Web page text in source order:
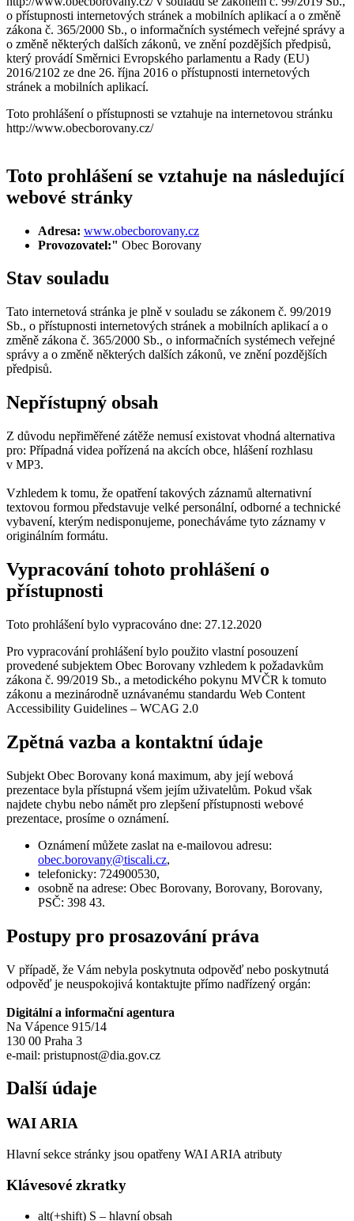
o přístupnosti internetových stránek a mobilních aplikací a o změně
zákona č. 365/2000 Sb., o informačních systémech veřejné správy a
o změně některých dalších zákonů, ve znění pozdějších předpisů,
který provádí Směrnici Evropského parlamentu a Rady (EU)
2016/2102 ze dne 26. října 2016 o přístupnosti internetových
stránek a mobilních aplikací.
Toto prohlášení o přístupnosti se vztahuje na internetovou stránku
http://www.obecborovany.cz/
Toto prohlášení se vztahuje na následující
webové stránky
Adresa: www.obecborovany.cz
Provozovatel:" Obec Borovany
Stav souladu
Tato internetová stránka je plně v souladu se zákonem č. 99/2019
Sb., o přístupnosti internetových stránek a mobilních aplikací a o
změně zákona č. 365/2000 Sb., o informačních systémech veřejné
správy a o změně některých dalších zákonů, ve znění pozdějších
předpisů.
Nepřístupný obsah
Z důvodu nepřiměřené zátěže nemusí existovat vhodná alternativa
pro: Případná videa pořízená na akcích obce, hlášení rozhlasu
v MP3.
Vzhledem k tomu, že opatření takových záznamů alternativní
textovou formou představuje velké personální, odborné a technické
vybavení, kterým nedisponujeme, ponecháváme tyto záznamy v
originálním formátu.
Vypracování tohoto prohlášení o
přístupnosti
Toto prohlášení bylo vypracováno dne: 27.12.2020
Pro vypracování prohlášení bylo použito vlastní posouzení
provedené subjektem Obec Borovany vzhledem k požadavkům
zákona č. 99/2019 Sb., a metodického pokynu MVČR k tomuto
zákonu a mezinárodně uznávanému standardu Web Content
Accessibility Guidelines – WCAG 2.0
Zpětná vazba a kontaktní údaje
Subjekt Obec Borovany koná maximum, aby její webová
prezentace byla přístupná všem jejím uživatelům. Pokud však
najdete chybu nebo námět pro zlepšení přístupnosti webové
prezentace, prosíme o oznámení.
Oznámení můžete zaslat na e-mailovou adresu:
obec.borovany@tiscali.cz,
telefonicky: 724900530,
osobně na adrese: Obec Borovany, Borovany, Borovany,
PSČ: 398 43.
Postupy pro prosazování práva
V případě, že Vám nebyla poskytnuta odpověď nebo poskytnutá
odpověď je neuspokojivá kontaktujte přímo nadřízený orgán:
Digitální a informační agentura
Na Vápence 915/14
130 00 Praha 3
e-mail: pristupnost@dia.gov.cz
Další údaje
WAI ARIA
Hlavní sekce stránky jsou opatřeny WAI ARIA atributy
Klávesové zkratky
alt(+shift) S – hlavní obsah